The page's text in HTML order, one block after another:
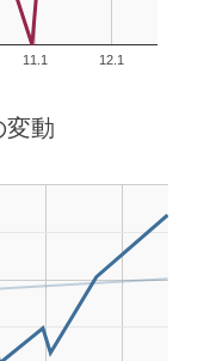
11.1 12.1
変動